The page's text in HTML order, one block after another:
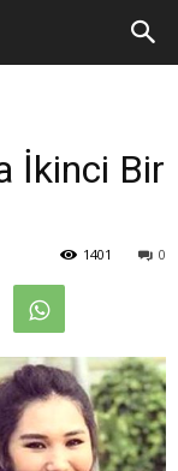
İkinci Bir
0
1401